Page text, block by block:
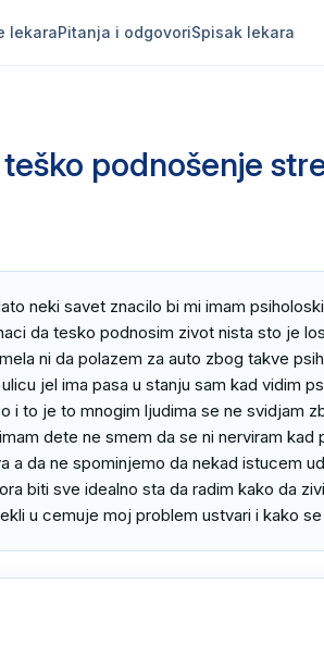
lekaraPitanja i odgovoriSpisak lekara
podnošenje
neki savet znacilo bi mi imam
da tesko podnosim zivot nista sto je
ni da polazem za auto zbog takve
jel ima pasa u stanju sam kad vidim
i to je to mnogim ljudima se ne svidjam
dete ne smem da se ni nerviram kad
a da ne spominjemo da nekad istucem
biti sve idealno sta da radim kako da
u cemuje moj problem ustvari i kako